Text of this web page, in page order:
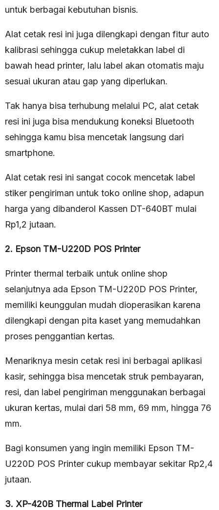
untuk berbagai kebutuhan bisnis.
Alat cetak resi ini juga dilengkapi dengan fitur auto
kalibrasi sehingga cukup meletakkan label di
bawah head printer, lalu label akan otomatis maju
sesuai ukuran atau gap yang diperlukan.
Tak hanya bisa terhubung melalui PC, alat cetak
resi ini juga bisa mendukung koneksi Bluetooth
sehingga kamu bisa mencetak langsung dari
smartphone.
Alat cetak resi ini sangat cocok mencetak label
stiker pengiriman untuk toko online shop, adapun
harga yang dibanderol Kassen DT-640BT mulai
Rp1,2 jutaan.
2. Epson TM-U220D POS Printer
Printer thermal terbaik untuk online shop
selanjutnya ada Epson TM-U220D POS Printer,
memiliki keunggulan mudah dioperasikan karena
dilengkapi dengan pita kaset yang memudahkan
proses penggantian kertas.
Menariknya mesin cetak resi ini berbagai aplikasi
kasir, sehingga bisa mencetak struk pembayaran,
resi, dan label pengiriman menggunakan berbagai
ukuran kertas, mulai dari 58 mm, 69 mm, hingga 76
mm.
Bagi konsumen yang ingin memiliki Epson TM-
U220D POS Printer cukup membayar sekitar Rp2,4
jutaan.
3. XP-420B Thermal Label Printer